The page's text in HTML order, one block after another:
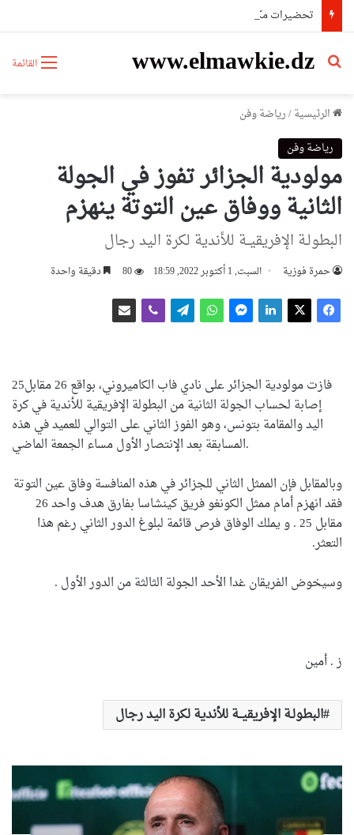
القائمة www.elmawkie.dz
بحث عن
الرئيسية/رياضة وفن
رياضة وفن
مولودية الجزائر تفوز في الجولة
الثانية ووفاق عين التوتة ينهزم
البطولـة الإفريقيــة للأندية لكرة اليد رجال
حمرة فوزية السبت, 1 أكتوبر 2022, 18:59 80 دقيقة واحدة
فازت مولودية الجزائر على نادي فاب الكاميروني، بواقع 26 مقابل25
إصابة لحساب الجولة الثانية من البطولة الإفريقية للأندية في كرة
اليد والمقامة بتونس، وهو الفوز الثاني على التوالي للعميد في هذه
المسابقة بعد الإنتصار الأول مساء الجمعة الماضي.
وبالمقابل فإن الممثل الثاني للجزائر في هذه المنافسة وفاق عين التوتة
فقد انهزم أمام ممثل الكونغو فريق كينشاسا بفارق هدف واحد 26
مقابل 25 . و يملك الوفاق فرص قائمة لبلوغ الدور الثاني رغم هذا
التعثر.
وسيخوض الفريقان غدا الأحد الجولة الثالثة من الدور الأول .
ز . أمين
البطولـة الإفريقيــة للأندية لكرة اليد رجال